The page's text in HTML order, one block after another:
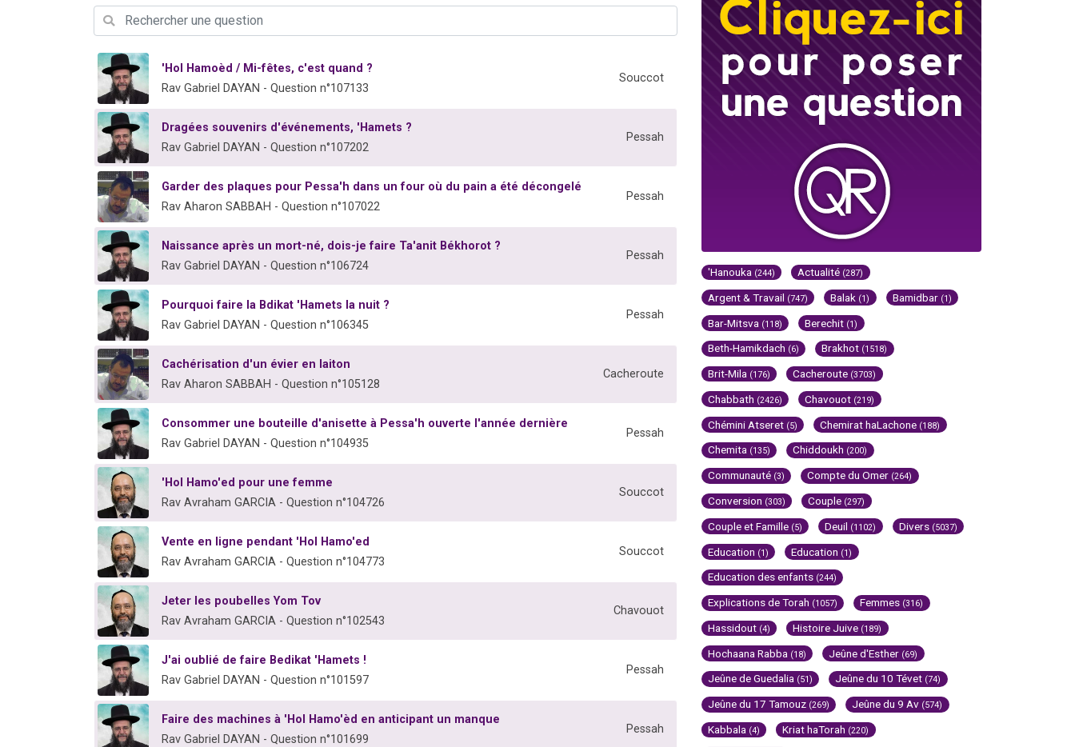
'Hol Hamoèd / Mi-fêtes, c'est quand ?
Rav Gabriel DAYAN - Question n°107133
Souccot
Dragées souvenirs d'événements, 'Hamets ?
Rav Gabriel DAYAN - Question n°107202
Pessah
Garder des plaques pour Pessa'h dans un four où du pain a été décongelé
Rav Aharon SABBAH - Question n°107022
Pessah
Naissance après un mort-né, dois-je faire Ta'anit Békhorot ?
Rav Gabriel DAYAN - Question n°106724
Pessah
Pourquoi faire la Bdikat 'Hamets la nuit ?
Rav Gabriel DAYAN - Question n°106345
Pessah
Cachérisation d'un évier en laiton
Rav Aharon SABBAH - Question n°105128
Cacheroute
Consommer une bouteille d'anisette à Pessa'h ouverte l'année dernière
Rav Gabriel DAYAN - Question n°104935
Pessah
'Hol Hamo'ed pour une femme
Rav Avraham GARCIA - Question n°104726
Souccot
Vente en ligne pendant 'Hol Hamo'ed
Rav Avraham GARCIA - Question n°104773
Souccot
Jeter les poubelles Yom Tov
Rav Avraham GARCIA - Question n°102543
Chavouot
J'ai oublié de faire Bedikat 'Hamets !
Rav Gabriel DAYAN - Question n°101597
Pessah
Faire des machines à 'Hol Hamo'èd en anticipant un manque
Rav Gabriel DAYAN - Question n°101699
Pessah
'Hanouka (244) Actualité (287)
Argent & Travail (747) Balak (1) Bamidbar (1)
Bar-Mitsva (118) Berechit (1)
Beth-Hamikdach (6) Brakhot (1518)
Brit-Mila (176) Cacheroute (3703)
Chabbath (2426) Chavouot (219)
Chémini Atseret (5) Chemirat haLachone (188)
Chemita (135) Chiddoukh (200)
Communauté (3) Compte du Omer (264)
Conversion (303) Couple (297)
Couple et Famille (5) Deuil (1102) Divers (5037)
Education (1) Education (1)
Education des enfants (244)
Explications de Torah (1057) Femmes (316)
Hassidout (4) Histoire Juive (189)
Hochaana Rabba (18) Jeûne d'Esther (69)
Jeûne de Guedalia (51) Jeûne du 10 Tévet (74)
Jeûne du 17 Tamouz (269) Jeûne du 9 Av (574)
Kabbala (4) Kriat haTorah (220)